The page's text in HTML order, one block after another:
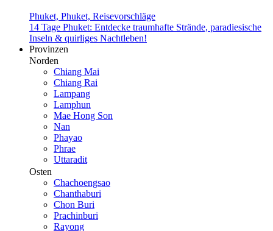
Phuket, Phuket, Reisevor­schläge
14 Tage Phuket: Entdecke traumhafte Strände, paradie­sische
Inseln & quirliges Nachtleben!
Provinzen
Norden
Chiang Mai
Chiang Rai
Lampang
Lamphun
Mae Hong Son
Nan
Phayao
Phrae
Uttaradit
Osten
Chachoengsao
Chanthaburi
Chon Buri
Prachinburi
Rayong